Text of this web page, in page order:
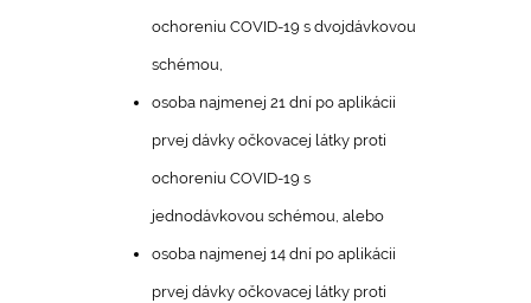
ochoreniu COVID-19 s dvojdávkovou
schémou,
osoba najmenej 21 dní po aplikácii
prvej dávky očkovacej látky proti
ochoreniu COVID-19 s
jednodávkovou schémou, alebo
osoba najmenej 14 dní po aplikácii
prvej dávky očkovacej látky proti